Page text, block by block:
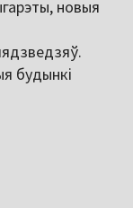
новыя
будынкі